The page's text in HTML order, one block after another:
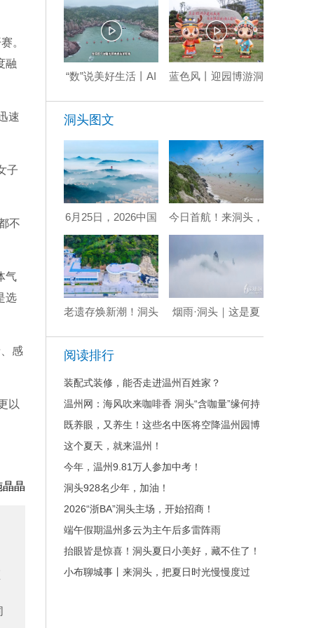
“数”说美好生活丨AI
绘就智慧渔业新图景
蓝色风丨迎园博游洞
山海
洞头图文
6月25日，2026中国
年华启幕！
今日首航！来洞头，
老遗存焕新潮！洞头
开园
烟雨·洞头｜这是夏
阅读排行
装配式装修，能否走进温州百姓家？
温州网：海风吹来咖啡香 洞头“含咖量”缘何持
续走高？
既养眼，又养生！这些名中医将空降温州园博
园
这个夏天，就来温州！
今年，温州9.81万人参加中考！
洞头928名少年，加油！
2026“浙BA”洞头主场，开始招商！
端午假期温州多云为主午后多雷阵雨
抬眼皆是惊喜！洞头夏日小美好，藏不住了！
小布聊城事丨来洞头，把夏日时光慢慢度过
。
融
速
子
不
气
选
感
以
晶晶